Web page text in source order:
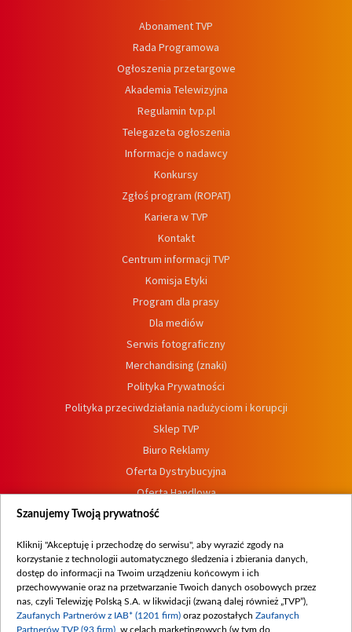
Abonament TVP
Rada Programowa
Ogłoszenia przetargowe
Akademia Telewizyjna
Regulamin tvp.pl
Telegazeta ogłoszenia
Informacje o nadawcy
Konkursy
Zgłoś program (ROPAT)
Kariera w TVP
Kontakt
Centrum informacji TVP
Komisja Etyki
Program dla prasy
Dla mediów
Serwis fotograficzny
Merchandising (znaki)
Polityka Prywatności
Polityka przeciwdziałania nadużyciom i korupcji
Sklep TVP
Biuro Reklamy
Oferta Dystrybucyjna
Oferta Handlowa
Dostępność
Procedura zgłoszeń wewnętrznych
Szanujemy Twoją prywatność
Kliknij "Akceptuję i przechodzę do serwisu", aby wyrazić zgody na
korzystanie z technologii automatycznego śledzenia i zbierania danych,
dostęp do informacji na Twoim urządzeniu końcowym i ich
przechowywanie oraz na przetwarzanie Twoich danych osobowych przez
nas, czyli Telewizję Polską S.A. w likwidacji (zwaną dalej również „TVP”),
Zaufanych Partnerów z IAB* (1201 firm) oraz pozostałych Zaufanych
Partnerów TVP (93 firm) , w celach marketingowych (w tym do